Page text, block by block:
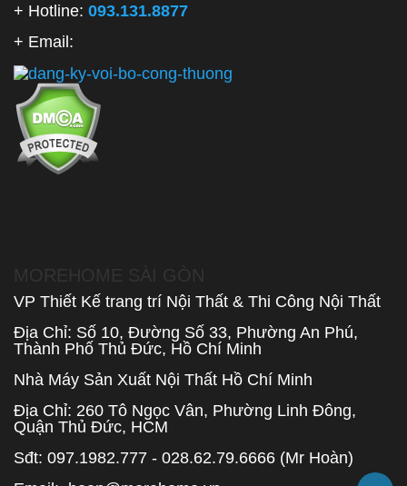
+ Hotline: 093.131.8877
+ Email:
VP Thiết Kế trang trí Nội Thất & Thi Công Nội Thất
Địa Chỉ: Số 10, Đường Số 33, Phường An Phú,
Thành Phố Thủ Đức, Hồ Chí Minh
Nhà Máy Sản Xuất Nội Thất Hồ Chí Minh
Địa Chỉ: 260 Tô Ngọc Vân, Phường Linh Đông,
Quận Thủ Đức, HCM
Sđt: 097.1982.777 - 028.62.79.6666 (Mr Hoàn)